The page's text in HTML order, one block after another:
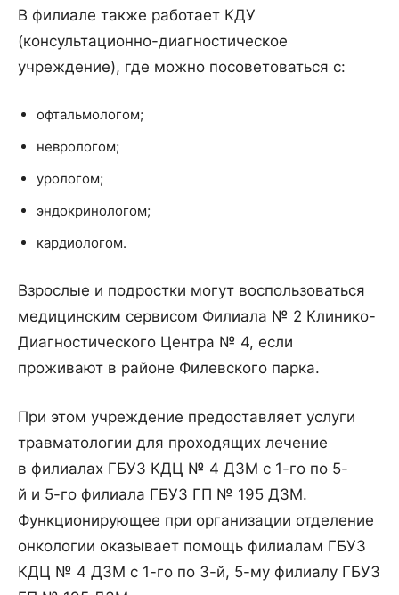
В филиале также работает КДУ
(консультационно-диагностическое
учреждение), где можно посоветоваться с:
офтальмологом;
неврологом;
урологом;
эндокринологом;
кардиологом.
Взрослые и подростки могут воспользоваться
медицинским сервисом Филиала № 2 Клинико-
Диагностического Центра № 4, если
проживают в районе Филевского парка.
При этом учреждение предоставляет услуги
травматологии для проходящих лечение
в филиалах ГБУЗ КДЦ № 4 ДЗМ с 1-го по 5-
й и 5-го филиала ГБУЗ ГП № 195 ДЗМ.
Функционирующее при организации отделение
онкологии оказывает помощь филиалам ГБУЗ
КДЦ № 4 ДЗМ с 1-го по 3-й, 5-му филиалу ГБУЗ